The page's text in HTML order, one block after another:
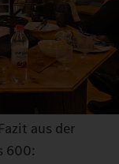
aus der
600: